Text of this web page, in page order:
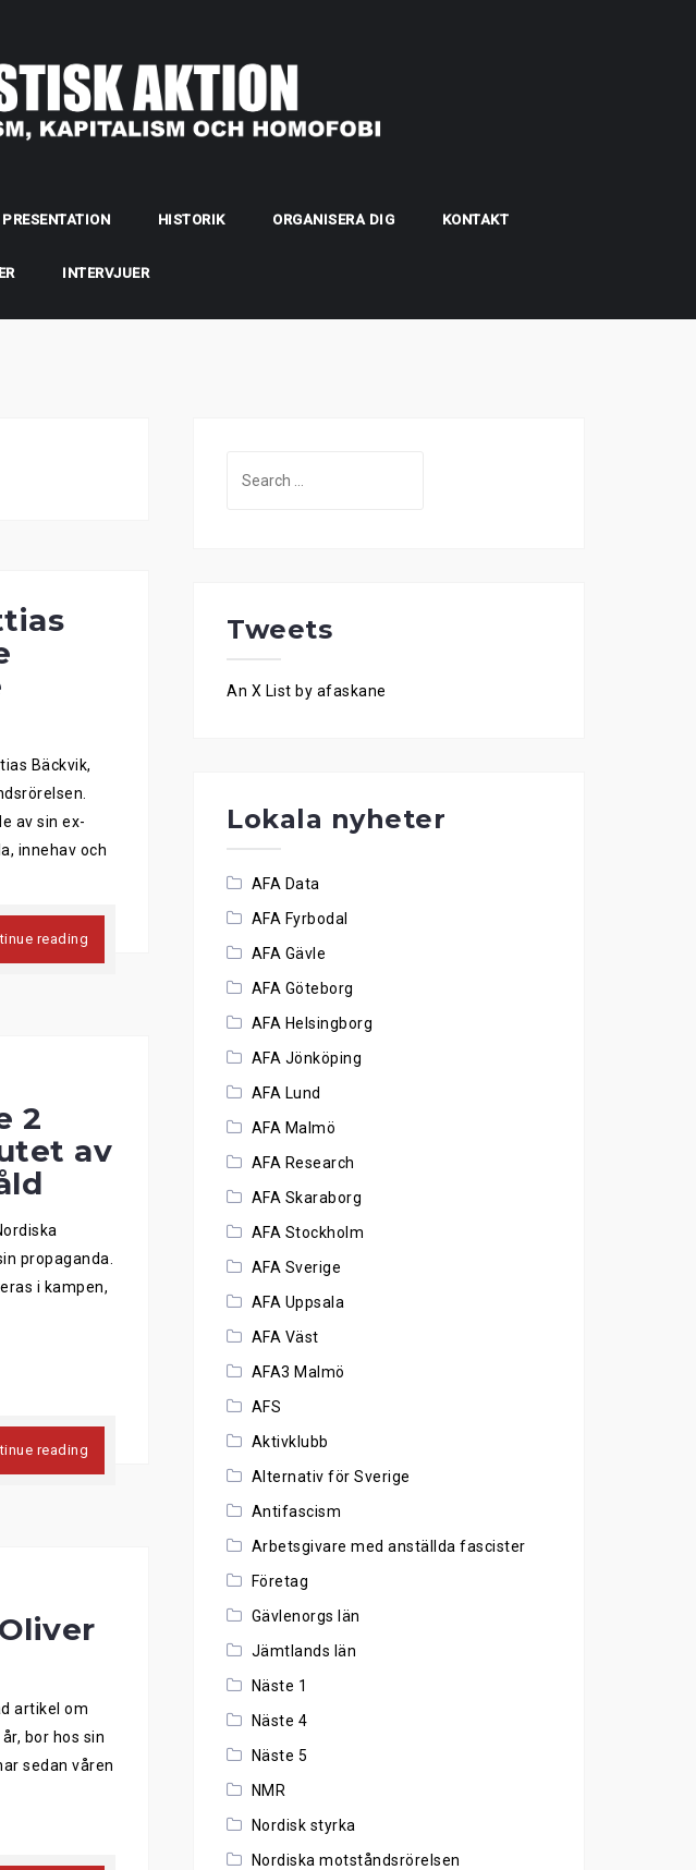
PRESENTATION HISTORIK ORGANISERA DIG KONTAKT
INTERVJUER
Bäckvik,
av sin ex-
innehav och
reading
2
av
propaganda.
i kampen,
reading
artikel om
bor hos sin
sedan våren
Tweets
An X List by afaskane
Lokala nyheter
AFA Data
AFA Fyrbodal
AFA Gävle
AFA Göteborg
AFA Helsingborg
AFA Jönköping
AFA Lund
AFA Malmö
AFA Research
AFA Skaraborg
AFA Stockholm
AFA Sverige
AFA Uppsala
AFA Väst
AFA3 Malmö
AFS
Aktivklubb
Alternativ för Sverige
Antifascism
Arbetsgivare med anställda fascister
Företag
Gävlenorgs län
Jämtlands län
Näste 1
Näste 4
Näste 5
NMR
Nordisk styrka
Nordiska motståndsrörelsen